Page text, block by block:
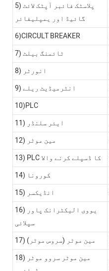
5) پلاسٹک فائبر آپٹک لائٹ
گائیڈ اور یمپلیفائر
6)CIRCULT BREAKER
7) ٹائمنگ بیلٹ
8) انورٹر
9) انٹرمیڈیٹ ریلے
10)PLC
11) ایئر سلنڈر
12) مین موٹر
13) PLC کا ڈسپلے کرنے والا
14) کورونا
15) انڈیکسر
16) یووی الیکٹرانک پاور
سپلائی
17) مین موٹر (سروس موٹر)
18) مین موٹر سروو موٹر